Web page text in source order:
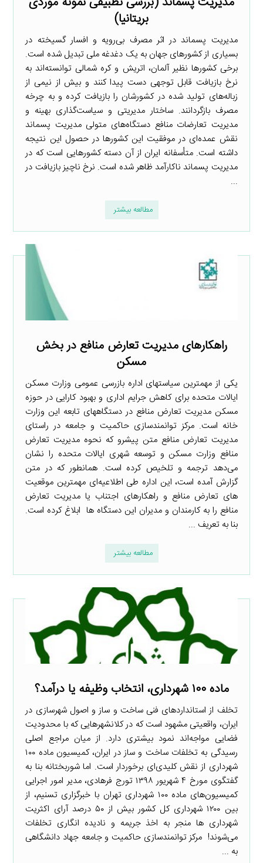
بریتانیا)
مدیریت پسماند در اثر مصرف بی‌رویه و افسار گسیخته در
بسیاری از کشورهای جهان به یک دغدغه ملی تبدیل شده است.
برخی کشورها نظیر آلمان، اتریش و کره شمالی توانسته‌اند به
نرخ بازیافت قابل توجهی دست پیدا کنند و بیش از نیمی از
زباله‌های تولید شده در کشورشان را بازیافت کرده و به چرخه
مصرف بازگردانند. ساختار مدیریتی و سیاست‌گذاری بهینه و
مدیریت تعارضات منافع دستگاه‌های متولی مدیریت پسماند
نقش عمده‌ای در موفقیت این کشورها در حصول این نتیجه
داشته است. متأسفانه ایران از آن دسته کشورهایی است که در
مدیریت پسماند ناکارآمد ظاهر شده است. نرخ ناچیز بازیافت در
...
مطالعه بیشتر
راهکارهای مدیریت تعارض منافع در بخش
مسکن
یکی از مهمترین سیاستهای اداره بازرسی عمومی وزارت مسکن
ایالات متحده برای کاهش جرایم اداری و بهبود کارایی در حوزه
مسکن مدیریت تعارض منافع در دستگاههای تابعه این وزارت
خانه است. مرکز توانمندسازی حاکمیت و جامعه در راستای
مدیریت تعارض منافع متن پیشرو که نحوه مدیریت تعارض
منافع وزارت مسکن و توسعه شهری ایالات متحده را نشان
می‌دهد ترجمه و تلخیص کرده است. همانطور که در متن
گزارش آمده است، این اداره طی اطلاعیه‌ای مهمترین موقعیت
های تعارض منافع و راهکارهای اجتناب یا مدیریت تعارض
منافع را به کارمندان و مدیران این دستگاه ها ابلاغ کرده است.
بنا به تعریف ...
مطالعه بیشتر
ماده ۱۰۰ شهرداری، انتخاب وظیفه یا درآمد؟
تخلف از استانداردهای فنی ساخت و ساز و اصول شهرسازی در
ایران، واقعیتی مشهود است که در کلانشهرهایی که با محدودیت
فضایی مواجه‌اند نمود بیشتری دارد. از میان مراجع اصلی
رسیدگی به تخلفات ساخت و ساز در ایران، کمیسیون ماده ۱۰۰
شهرداری از نقش کلیدی‌ای برخوردار است. اما شوربختانه بنا به
گفتگوی مورخ ۴ شهریور ۱۳۹۸ تورج فرهادی، مدیر امور اجرایی
کمیسیون‌های ماده ۱۰۰ شهرداری تهران با خبرگزاری تسنیم، از
بین ۱۲۰۰ شهرداری کل کشور بیش از ۵۰ درصد آرای اکثریت
شهرداری ها منجر به اخذ جریمه و نادیده انگاری تخلفات
می‌شوند! مرکز توانمندسازی حاکمیت و جامعه جهاد دانشگاهی
به ...